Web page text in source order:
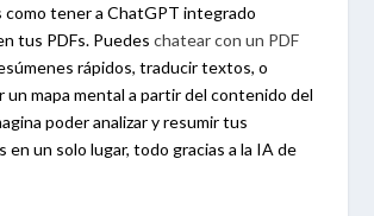
como tener a ChatGPT integrado
tus PDFs. Puedeschatear con un PDF
rápidos, traducir textos, o
un mapa mental a partir del contenido del
poder analizar y resumir tus
en un solo lugar, todo gracias a la IA de